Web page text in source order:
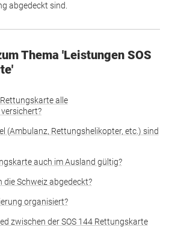
abgedeckt sind.
Thema 'Leistungen SOS
alle
(Ambulanz, Rettungshelikopter, etc.) sind
auch im Ausland gültig?
Schweiz abgedeckt?
organisiert?
zwischen der SOS 144 Rettungskarte